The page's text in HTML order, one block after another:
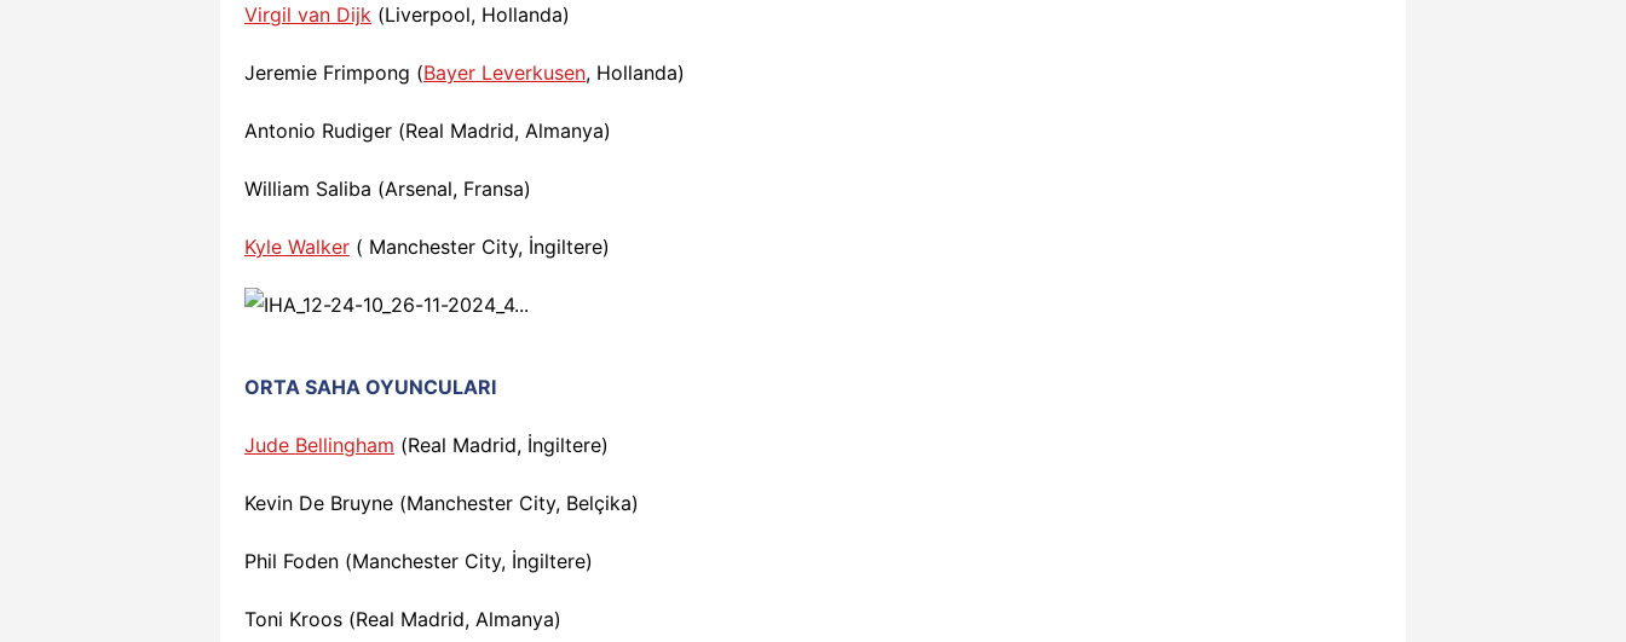
Virgil van Dijk (Liverpool, Hollanda)
Jeremie Frimpong (Bayer Leverkusen, Hollanda)
Antonio Rudiger (Real Madrid, Almanya)
William Saliba (Arsenal, Fransa)
Kyle Walker ( Manchester City, İngiltere)
ORTA SAHA OYUNCULARI
Jude Bellingham (Real Madrid, İngiltere)
Kevin De Bruyne (Manchester City, Belçika)
Phil Foden (Manchester City, İngiltere)
Toni Kroos (Real Madrid, Almanya)